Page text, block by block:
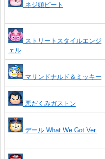
ネジ頭ピート
ストリートスタイルエンジ
ェル
マリンドナルド＆ミッキー
悪だくみガストン
デール What We Got Ver.